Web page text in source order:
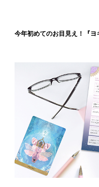
今年初めてのお目見え！『ヨ